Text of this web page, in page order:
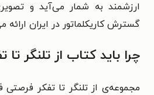
ارزشمند به شمار می‌آید و
گسترش کاریکلماتور در ایران ارائه
چرا باید کتاب از تلنگر تا
مجموعه‌ی از تلنگر تا تفکر فرصتی